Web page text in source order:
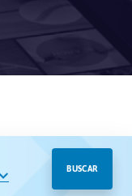
BUSCAR